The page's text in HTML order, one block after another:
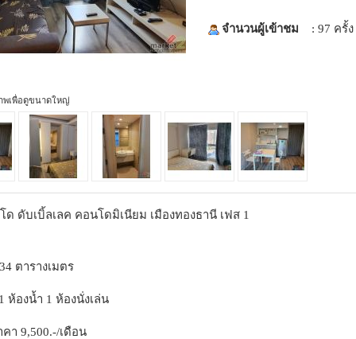
จำนวนผู้เข้าชม : 97 ครั้ง
พเพื่อดูขนาดใหญ่
ด ดับเบิ้ลเลค คอนโดมิเนียม เมืองทองธานี เฟส 1
ตารางเมตร
ห้องน้ำ 1 ห้องนั่งเล่น
คา 9,500.-/เดือน